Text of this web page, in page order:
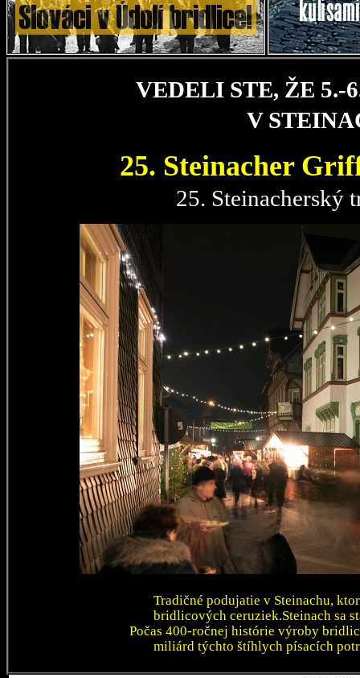
VEDELI STE, ŽE 5.-
V
25. Steinacher
25. Steinacherský
Tradičné podujatie v Steinachu,
bridlicových ceruziek.Steinach sa
Počas 400-ročnej histórie výroby
miliárd týchto štíhlych písacích